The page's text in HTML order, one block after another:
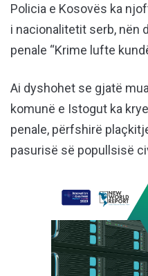
Policia e Kosovës ka
i nacionalitetit serb, nën
penale “Krime lufte
Ai dyshohet se gjatë
komunë e Istogut ka
penale, përfshirë
pasurisë së popullsisë